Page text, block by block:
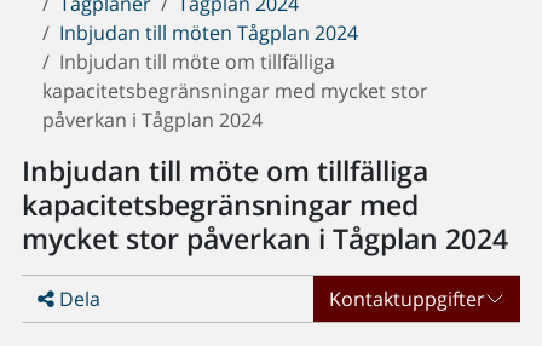
här:Inbjudan till möten Tågplan 2024
Inbjudan till möte om tillfälliga
kapacitetsbegränsningar med mycket stor
påverkan i Tågplan 2024
Inbjudan till möte om tillfälliga
kapacitetsbegränsningar med
mycket stor påverkan i Tågplan 2024
Dela Kontaktuppgifter